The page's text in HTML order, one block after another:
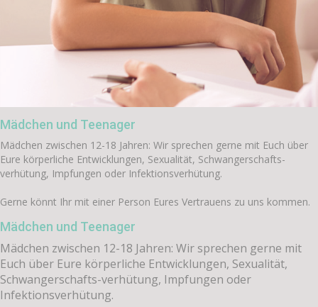
Mädchen und Teenager
Mädchen zwischen 12-18 Jahren: Wir sprechen gerne mit Euch über
Eure körperliche Entwicklungen, Sexualität, Schwangerschafts-
verhütung, Impfungen oder Infektionsverhütung.
Gerne könnt Ihr mit einer Person Eures Vertrauens zu uns kommen.
Mädchen und Teenager
Mädchen zwischen 12-18 Jahren: Wir sprechen gerne mit
Euch über Eure körperliche Entwicklungen, Sexualität,
Schwangerschafts-verhütung, Impfungen oder
Infektionsverhütung.